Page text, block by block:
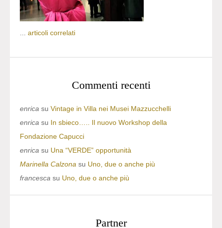
... articoli correlati
Commenti recenti
enrica su Vintage in Villa nei Musei Mazzucchelli
enrica su In sbieco….. Il nuovo Workshop della
Fondazione Capucci
enrica su Una “VERDE” opportunità
Marinella Calzona su Uno, due o anche più
francesca su Uno, due o anche più
Partner